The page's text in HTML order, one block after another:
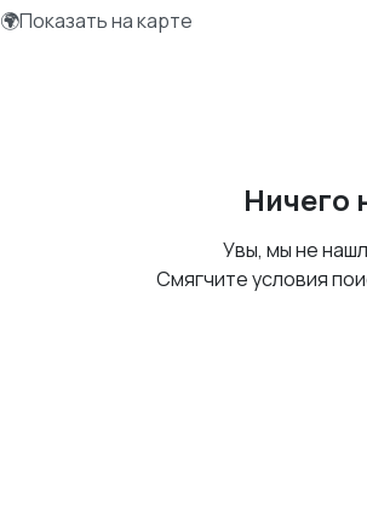
🌍Показать на карте
Ничего
Увы, мы не
Смягчите условия